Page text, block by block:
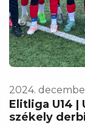
2024.
Elitliga U14 |
székely